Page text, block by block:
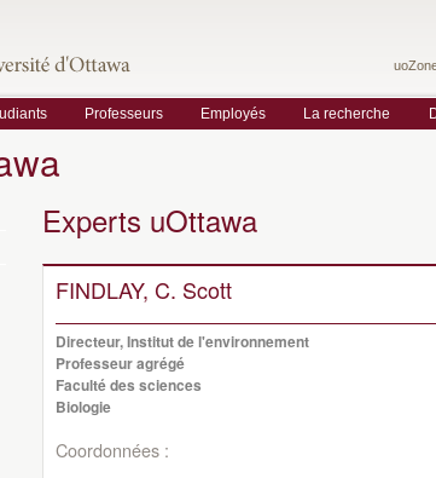
Professeurs Employés La recherche
Experts uOttawa
FINDLAY, C. Scott
Directeur, Institut de l'environnement
Professeur agrégé
Faculté des sciences
Biologie
Coordonnées :